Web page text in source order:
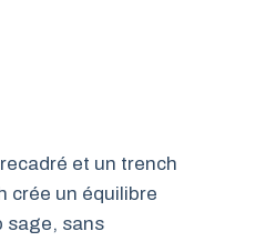
et un trench
crée un équilibre
sage, sans